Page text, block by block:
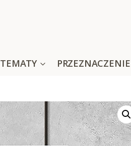
TEMATY PRZEZNACZENIE